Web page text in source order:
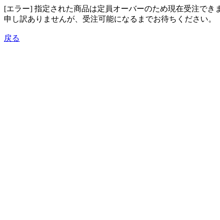
[エラー] 指定された商品は定員オーバーのため現在受注でき
申し訳ありませんが、受注可能になるまでお待ちください。
戻る